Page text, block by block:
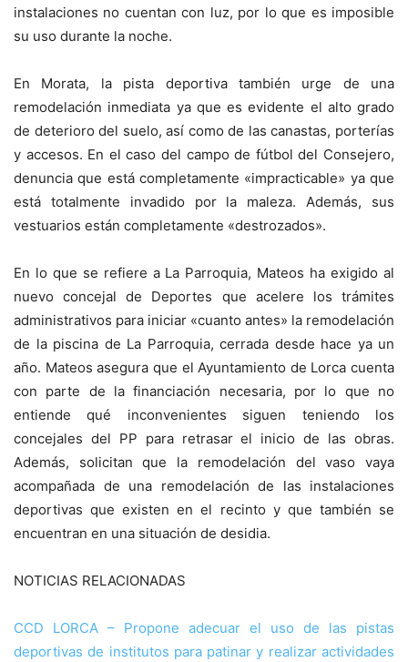
instalaciones no cuentan con luz, por lo que es imposible
su uso durante la noche.
En Morata, la pista deportiva también urge de una
remodelación inmediata ya que es evidente el alto grado
de deterioro del suelo, así como de las canastas, porterías
y accesos. En el caso del campo de fútbol del Consejero,
denuncia que está completamente «impracticable» ya que
está totalmente invadido por la maleza. Además, sus
vestuarios están completamente «destrozados».
En lo que se refiere a La Parroquia, Mateos ha exigido al
nuevo concejal de Deportes que acelere los trámites
administrativos para iniciar «cuanto antes» la remodelación
de la piscina de La Parroquia, cerrada desde hace ya un
año. Mateos asegura que el Ayuntamiento de Lorca cuenta
con parte de la financiación necesaria, por lo que no
entiende qué inconvenientes siguen teniendo los
concejales del PP para retrasar el inicio de las obras.
Además, solicitan que la remodelación del vaso vaya
acompañada de una remodelación de las instalaciones
deportivas que existen en el recinto y que también se
encuentran en una situación de desidia.
NOTICIAS RELACIONADAS
CCD LORCA – Propone adecuar el uso de las pistas
deportivas de institutos para patinar y realizar actividades